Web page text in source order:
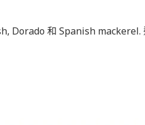
Dorado 和 Spanish mackerel.